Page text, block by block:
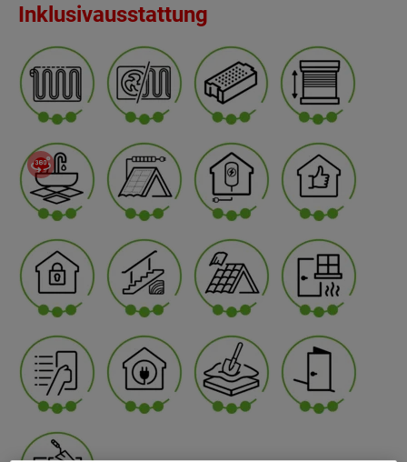
Inklusivausstattung